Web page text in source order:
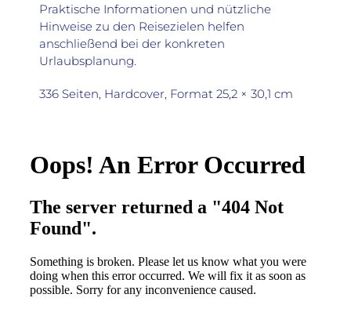
Praktische Informationen und nützliche
Hinweise zu den Reise­zielen helfen
anschließend bei der kon­kreten
Urlaubsplanung.
336 Seiten, Hardcover, Format 25,2 × 30,1 cm